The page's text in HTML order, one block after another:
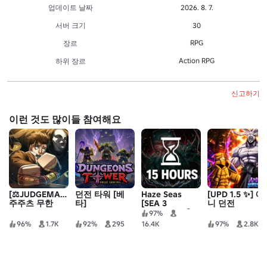
업데이트 날짜
2026. 8. 7.
서버 크기
30
장르
RPG
하위 장르 Action RPG
신고하기
이런 것도 많이들 참여해요
[⚖️JUDGEMAN]
주주츠 무한
96% 1.7K
던전 타워 [베
타]
92% 295
Haze Seas
[SEA 3
EXPANSION]
97%
16.4K
[UPD 1.5 ✨] 애
니 던전
97% 2.8K